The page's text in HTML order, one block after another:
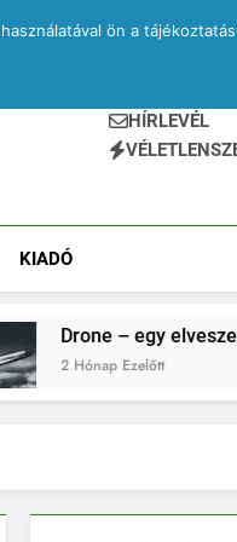
HÍRLEVÉL
KIADÓ
– egy elveszett
ön a